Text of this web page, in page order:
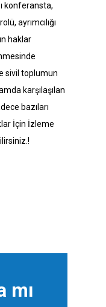
konferansta,
ayrımcılığı
haklar
sivil toplumun
karşılaşılan
bazıları
İçin İzleme
mı